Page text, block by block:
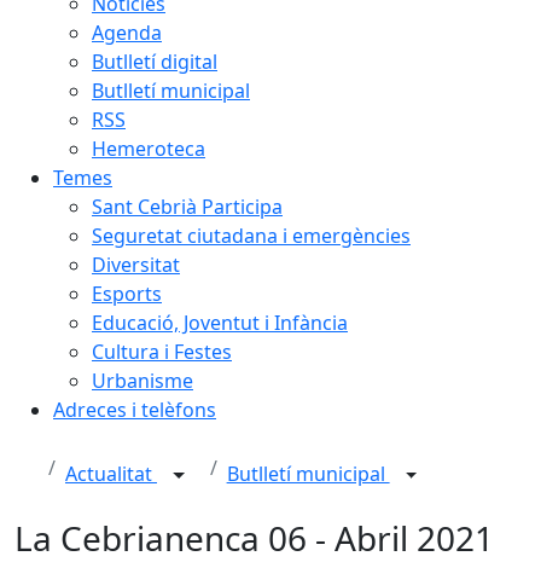
Agenda
Butlletí digital
Butlletí municipal
RSS
Hemeroteca
Temes
Sant Cebrià Participa
Seguretat ciutadana i emergències
Diversitat
Esports
Educació, Joventut i Infància
Cultura i Festes
Urbanisme
Adreces i telèfons
Actualitat Butlletí municipal
La Cebrianenca 06 - Abril 2021